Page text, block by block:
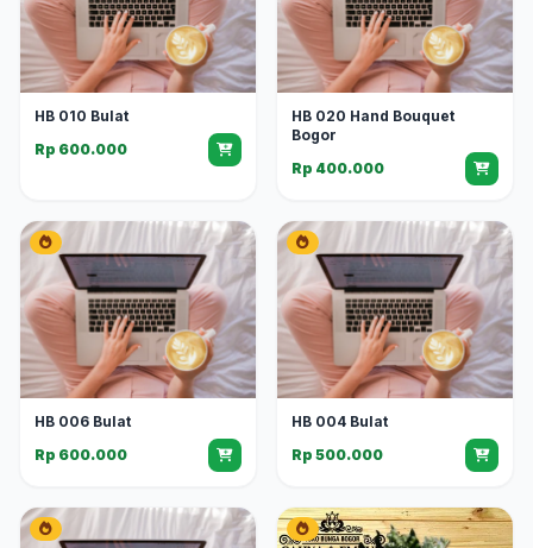
HB 010 Bulat
Rp 600.000
HB 020 Hand Bouquet
Bogor
Rp 400.000
HB 006 Bulat
Rp 600.000
HB 004 Bulat
Rp 500.000